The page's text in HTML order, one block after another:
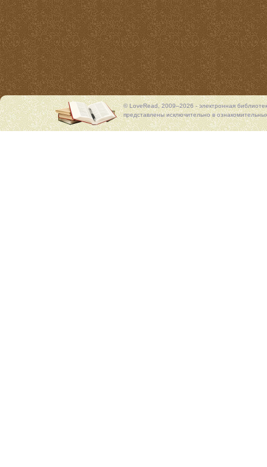
© LoveRead, 2009–2026 - электронная
представлены исключительно в